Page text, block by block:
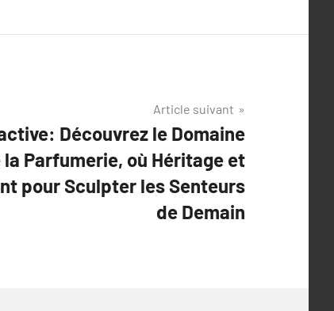
Article suivant
Découvrez le Domaine
Parfumerie, où Héritage et
pour Sculpter les Senteurs
de Demain